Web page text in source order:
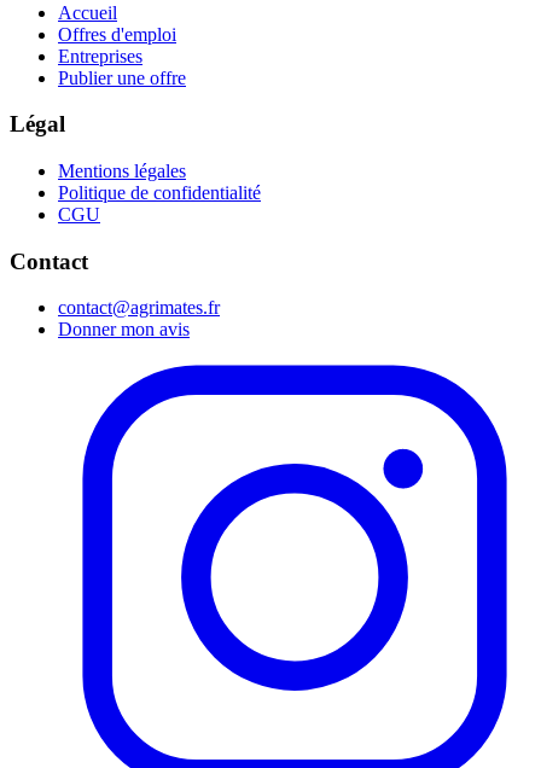
Accueil
Offres d'emploi
Entreprises
Publier une offre
Légal
Mentions légales
Politique de confidentialité
CGU
Contact
contact@agrimates.fr
Donner mon avis